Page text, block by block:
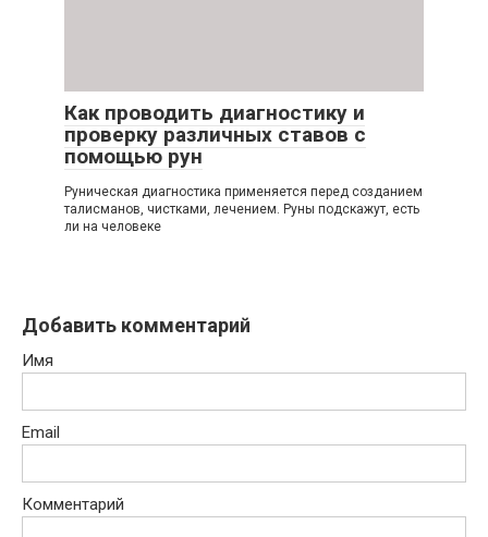
Как проводить диагностику и
проверку различных ставов с
помощью рун
Руническая диагностика применяется перед созданием
талисманов, чистками, лечением. Руны подскажут, есть
ли на человеке
Добавить комментарий
Имя
Email
Комментарий